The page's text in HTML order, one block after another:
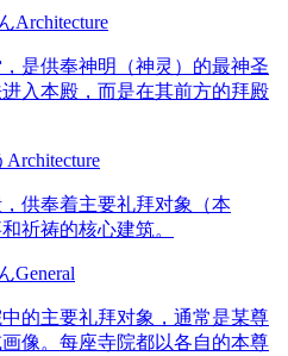
Architecture
是供奉神明（神灵）的最神圣
入本殿，而是在其前方的拜殿
Architecture
供奉着主要礼拜对象（本
祈祷的核心建筑。
General
的主要礼拜对象，通常是某尊
像。每座寺院都以各自的本尊